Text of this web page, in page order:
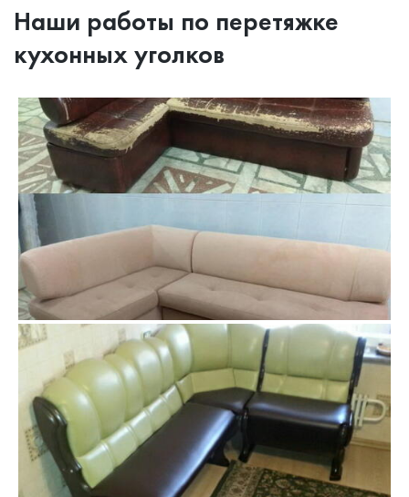
Наши работы по перетяжке
кухонных уголков